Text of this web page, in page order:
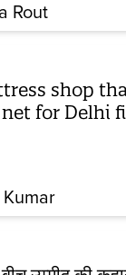
Rout
shop
for Delhi